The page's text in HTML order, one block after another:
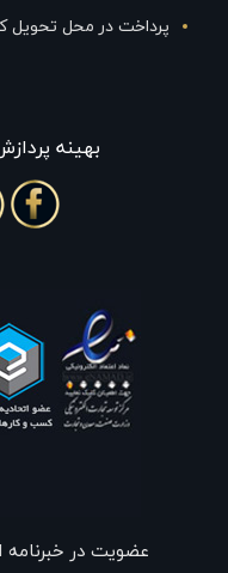
پرداخت در محل تحویل
بهينه
عضویت در خبرنامه